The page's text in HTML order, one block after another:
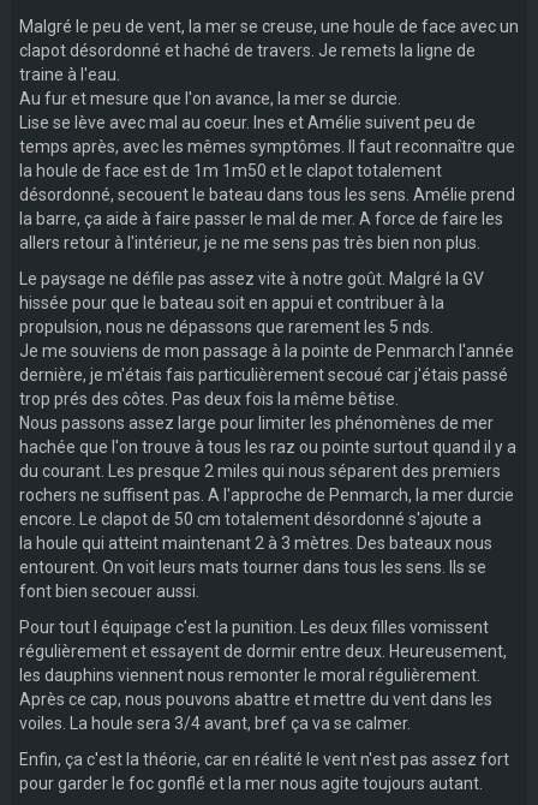
Malgré le peu de vent, la mer se creuse, une houle de face avec un
clapot désordonné et haché de travers. Je remets la ligne de
traine à l'eau.
Au fur et mesure que l'on avance, la mer se durcie.
Lise se lève avec mal au coeur. Ines et Amélie suivent peu de
temps après, avec les mêmes symptômes. Il faut reconnaître que
la houle de face est de 1m 1m50 et le clapot totalement
désordonné, secouent le bateau dans tous les sens. Amélie prend
la barre, ça aide à faire passer le mal de mer. A force de faire les
allers retour à l'intérieur, je ne me sens pas très bien non plus.
Le paysage ne défile pas assez vite à notre goût. Malgré la GV
hissée pour que le bateau soit en appui et contribuer à la
propulsion, nous ne dépassons que rarement les 5 nds.
Je me souviens de mon passage à la pointe de Penmarch l'année
dernière, je m'étais fais particulièrement secoué car j'étais passé
trop prés des côtes. Pas deux fois la même bêtise.
Nous passons assez large pour limiter les phénomènes de mer
hachée que l'on trouve à tous les raz ou pointe surtout quand il y a
du courant. Les presque 2 miles qui nous séparent des premiers
rochers ne suffisent pas. A l'approche de Penmarch, la mer durcie
encore. Le clapot de 50 cm totalement désordonné s'ajoute a
la houle qui atteint maintenant 2 à 3 mètres. Des bateaux nous
entourent. On voit leurs mats tourner dans tous les sens. Ils se
font bien secouer aussi.
Pour tout l équipage c'est la punition. Les deux filles vomissent
régulièrement et essayent de dormir entre deux. Heureusement,
les dauphins viennent nous remonter le moral régulièrement.
Après ce cap, nous pouvons abattre et mettre du vent dans les
voiles. La houle sera 3/4 avant, bref ça va se calmer.
Enfin, ça c'est la théorie, car en réalité le vent n'est pas assez fort
pour garder le foc gonflé et la mer nous agite toujours autant.